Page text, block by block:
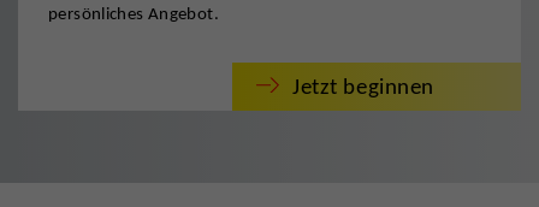
persönliches Angebot.
Jetzt beginnen